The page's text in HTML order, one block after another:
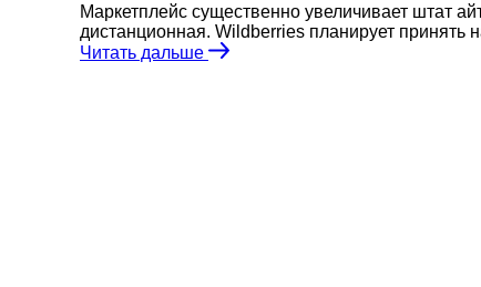
Маркетплейс существенно увеличивает штат
дистанционная. Wildberries планирует принять
Читать дальше